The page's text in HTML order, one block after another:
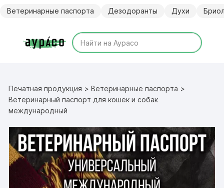
Ветеринарные паспорта Дезодоранты Духи
Печатная продукция >Ветеринарные паспорта >
Ветеринарный паспорт для кошек и собак
международный